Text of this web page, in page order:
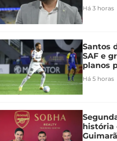
Há 3 horas
Santos
SAF e
planos
Há 5 horas
história